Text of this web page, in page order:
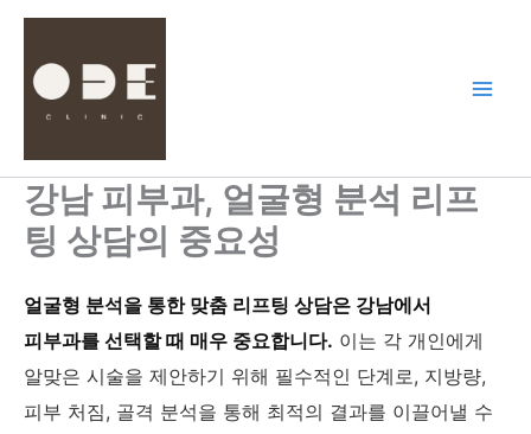
뛰 강남 피부과, 얼굴형 분석 리프
팅 상담의 중요성
얼굴형 분석을 통한 맞춤 리프팅 상담은 강남에서
피부과를 선택할 때 매우 중요합니다. 이는 각 개인에게
알맞은 시술을 제안하기 위해 필수적인 단계로, 지방량,
피부 처짐, 골격 분석을 통해 최적의 결과를 이끌어낼 수